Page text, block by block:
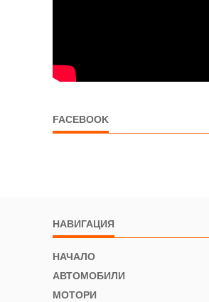
FACEBOOK
НАВИГАЦИЯ
НАЧАЛО
АВТОМОБИЛИ
МОТОРИ